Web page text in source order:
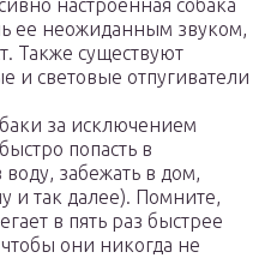
настроенная собака
ее неожиданным звуком,
Также существуют
и световые отпугиватели
за исключением
попасть в
забежать в дом,
и так далее). Помните,
в пять раз быстрее
они никогда не